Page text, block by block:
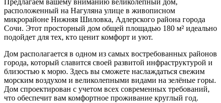
расположенный на Нагуляна улице в живописном
микрорайоне Нижняя Шиловка, Адлерского района города
Сочи. Этот просторный дом общей площадью 180 м² идеально
подойдет для тех, кто ценит комфорт и уют.
Дом располагается в одном из самых востребованных районов
города, который славится своей развитой инфраструктурой и
близостью к морю. Здесь вы сможете наслаждаться свежим
морским воздухом и великолепными видами на зелёные горы.
Дом спроектирован с учетом всех современных требований,
что обеспечит вам комфортное проживание круглый год.